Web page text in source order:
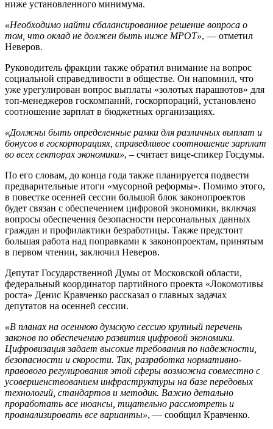
ниже установленного минимума.
«Необходимо найти сбалансированное решение вопроса о
том, что оклад не должен быть ниже МРОТ», — отметил
Неверов.
Руководитель фракции также обратил внимание на вопрос
социальной справедливости в обществе. Он напомнил, что
уже урегулирован вопрос выплаты «золотых парашютов» для
топ-менеджеров госкомпаний, госкорпораций, установлено
соотношение зарплат в бюджетных организациях.
«Должны быть определенные рамки для различных выплат и
бонусов в госкорпорациях, справедливое соотношение зарплат
во всех секторах экономики», – считает вице-спикер Госдумы.
По его словам, до конца года также планируется подвести
предварительные итоги «мусорной реформы». Помимо этого,
в повестке осенней сессии большой блок законопроектов
будет связан с обеспечением цифровой экономики, включая
вопросы обеспечения безопасности персональных данных
граждан и профилактики безработицы. Также предстоит
большая работа над поправками к законопроектам, принятым
в первом чтении, заключил Неверов.
Депутат Государственной Думы от Московской области,
федеральный координатор партийного проекта «Локомотивы
роста» Денис Кравченко рассказал о главных задачах
депутатов на осенней сессии.
«В планах на осеннюю думскую сессию крупный перечень
законов по обеспечению развития цифровой экономики.
Цифровизация задает высокие требования по надежности,
безопасности и скорости. Так, разработка нормативно-
правового регулирования этой сферы возможна совместно с
усовершенствованием инфраструктуры на базе передовых
технологий, стандартов и методик. Важно детально
проработать все нюансы, тщательно рассмотреть и
проанализировать все варианты», — сообщил Кравченко.